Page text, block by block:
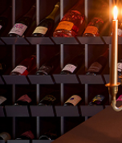
КУПИ
Виж подобни
- 25%